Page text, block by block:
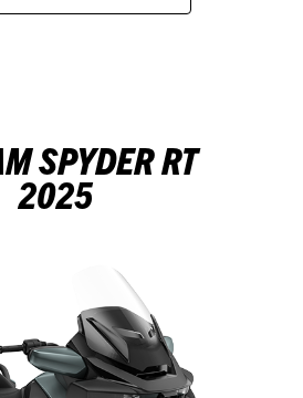
SPYDER RT
2025